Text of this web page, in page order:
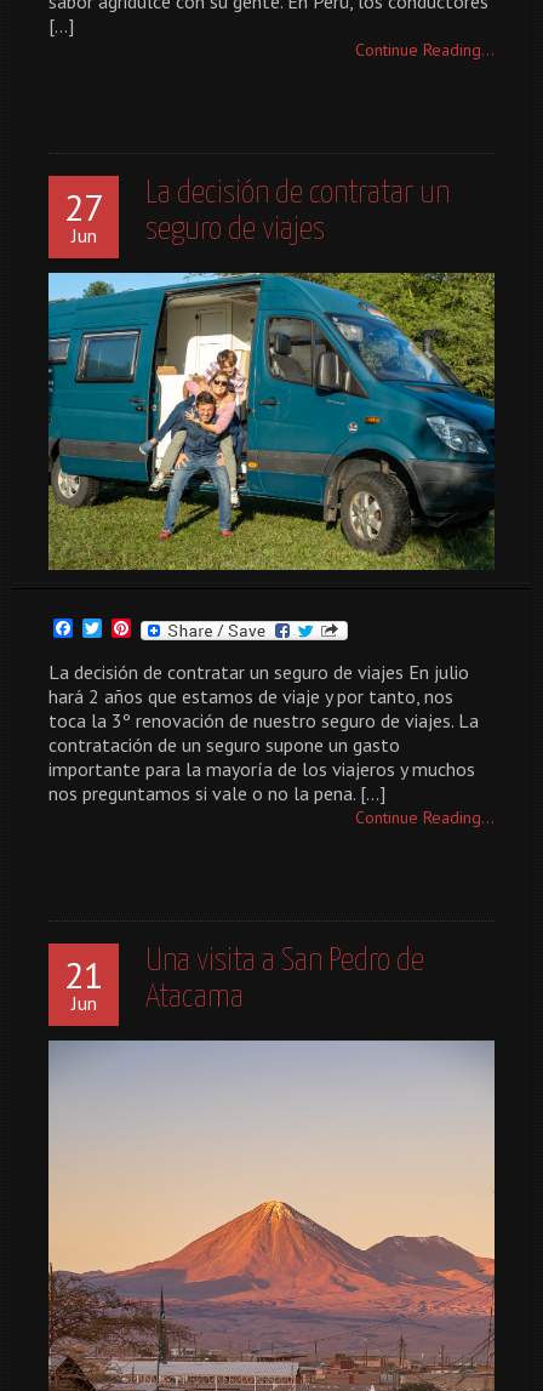
[…]
Continue Reading...
27
Jun
La decisión de contratar un
seguro de viajes
Facebook
TwitterPinterest
La decisión de contratar un seguro de viajes En julio
hará 2 años que estamos de viaje y por tanto, nos
toca la 3º renovación de nuestro seguro de viajes. La
contratación de un seguro supone un gasto
importante para la mayoría de los viajeros y muchos
nos preguntamos si vale o no la pena. […]
Continue Reading...
21
Jun
Una visita a San Pedro de
Atacama